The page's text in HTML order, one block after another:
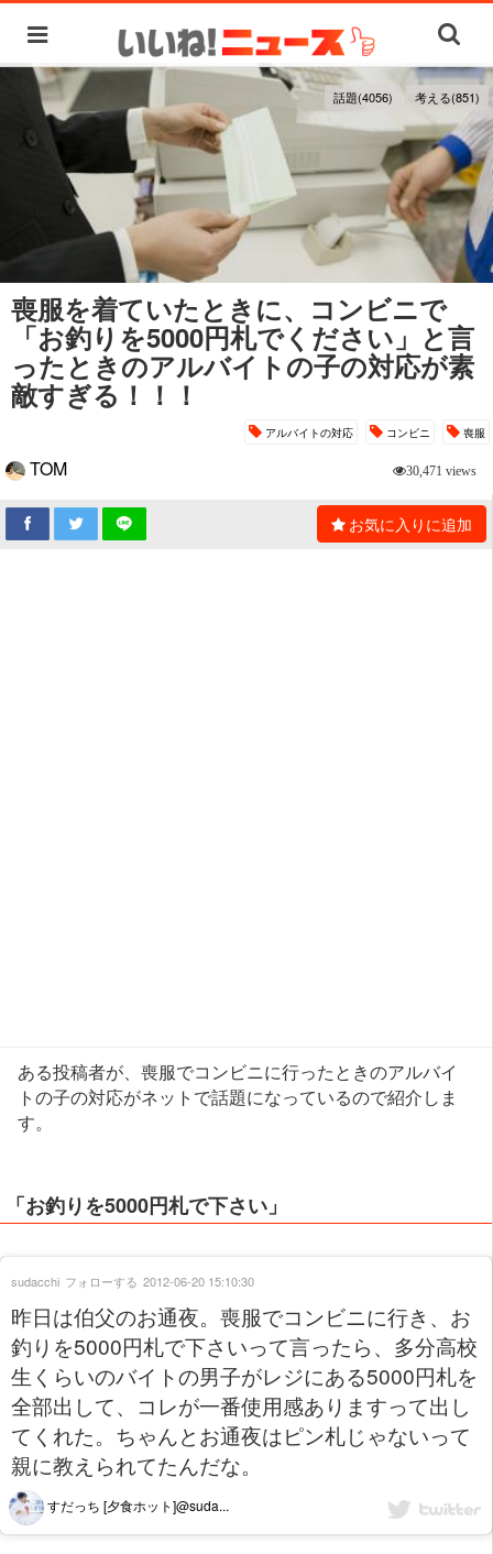
話題(4056) 考える(851)
喪服を着ていたときに、コンビニで
「お釣りを5000円札でください」と言
ったときのアルバイトの子の対応が素
敵すぎる！！！
アルバイトの対応 コンビニ 喪服
TOM 30,471 views
お気に入りに追加
ある投稿者が、喪服でコンビニに行ったときのアルバイ
トの子の対応がネットで話題になっているので紹介しま
す。
「お釣りを5000円札で下さい」
昨日は伯父のお通夜。喪服でコンビニに行き、お
釣りを5000円札で下さいって言ったら、多分高校
生くらいのバイトの男子がレジにある5000円札を
全部出して、コレが一番使用感ありますって出し
てくれた。ちゃんとお通夜はピン札じゃないって
親に教えられてたんだな。
すだっち [夕食ホット]@suda...
sudacchi フォローする 2012-06-20 15:10:30